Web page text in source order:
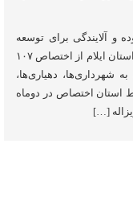
و آلایندگی برای توسعه
ایلام در دو ماهه اول امسال مدیرکل امور مالیاتی استان ایلام از اختصاص ۱۰۷
شهرداری‌ها، دهیاری‌ها،
استان اختصاص در دوماه
[…]